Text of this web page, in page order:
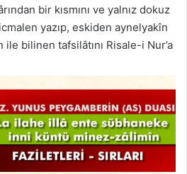
ından bir kısmını ve yalnız dokuz
icmalen yazıp, eskiden aynelyakîn
ile bilinen tafsilâtını Risale-i Nur’a